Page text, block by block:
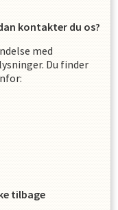
kontakter du os?
med
Du finder
tilbage